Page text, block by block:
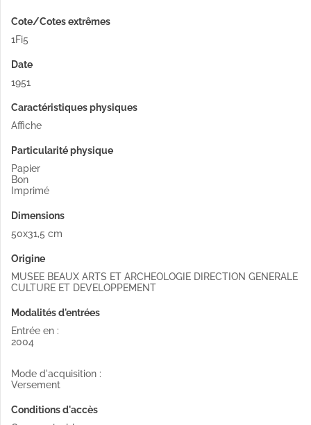
Cote/Cotes extrêmes
1Fi5
Date
1951
Caractéristiques physiques
Affiche
Particularité physique
Papier
Bon
Imprimé
Dimensions
50x31,5 cm
Origine
MUSEE BEAUX ARTS ET ARCHEOLOGIE DIRECTION GENERALE
CULTURE ET DEVELOPPEMENT
Modalités d'entrées
Entrée en :
2004
Mode d'acquisition :
Versement
Conditions d'accès